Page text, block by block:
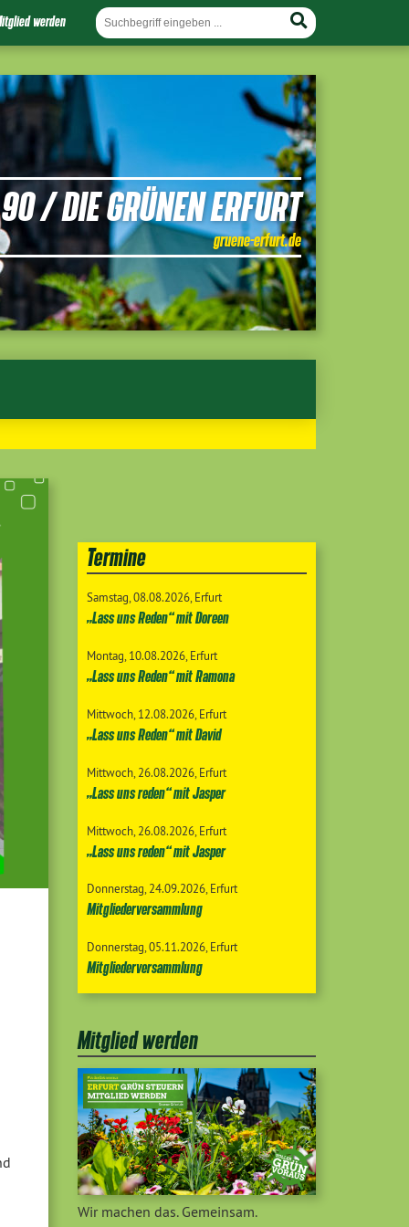
werden
/ DIE GRÜNEN ERFURT
gruene-erfurt.de
Termine
Samstag 08.08.2026 Erfurt
„Lass uns Reden“ mit Doreen
Montag 10.08.2026 Erfurt
„Lass uns Reden“ mit Ramona
Mittwoch 12.08.2026 Erfurt
„Lass uns Reden“ mit David
Mittwoch 26.08.2026 Erfurt
„Lass uns reden“ mit Jasper
Mittwoch 26.08.2026 Erfurt
„Lass uns reden“ mit Jasper
Donnerstag 24.09.2026 Erfurt
Mitgliederversammlung
Donnerstag 05.11.2026 Erfurt
Mitgliederversammlung
Mitglied werden
Wir machen das. Gemeinsam.